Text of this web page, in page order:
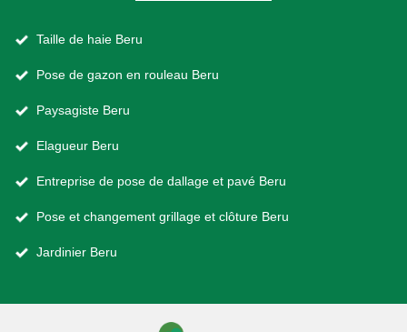
Taille de haie Beru
Pose de gazon en rouleau Beru
Paysagiste Beru
Elagueur Beru
Entreprise de pose de dallage et pavé Beru
Pose et changement grillage et clôture Beru
Jardinier Beru